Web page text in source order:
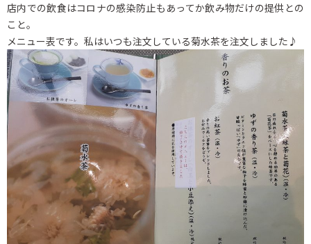
店内での飲食はコロナの感染防止もあってか飲み物だけの提供との
こと。
メニュー表です。私はいつも注文している菊水茶を注文しました♪